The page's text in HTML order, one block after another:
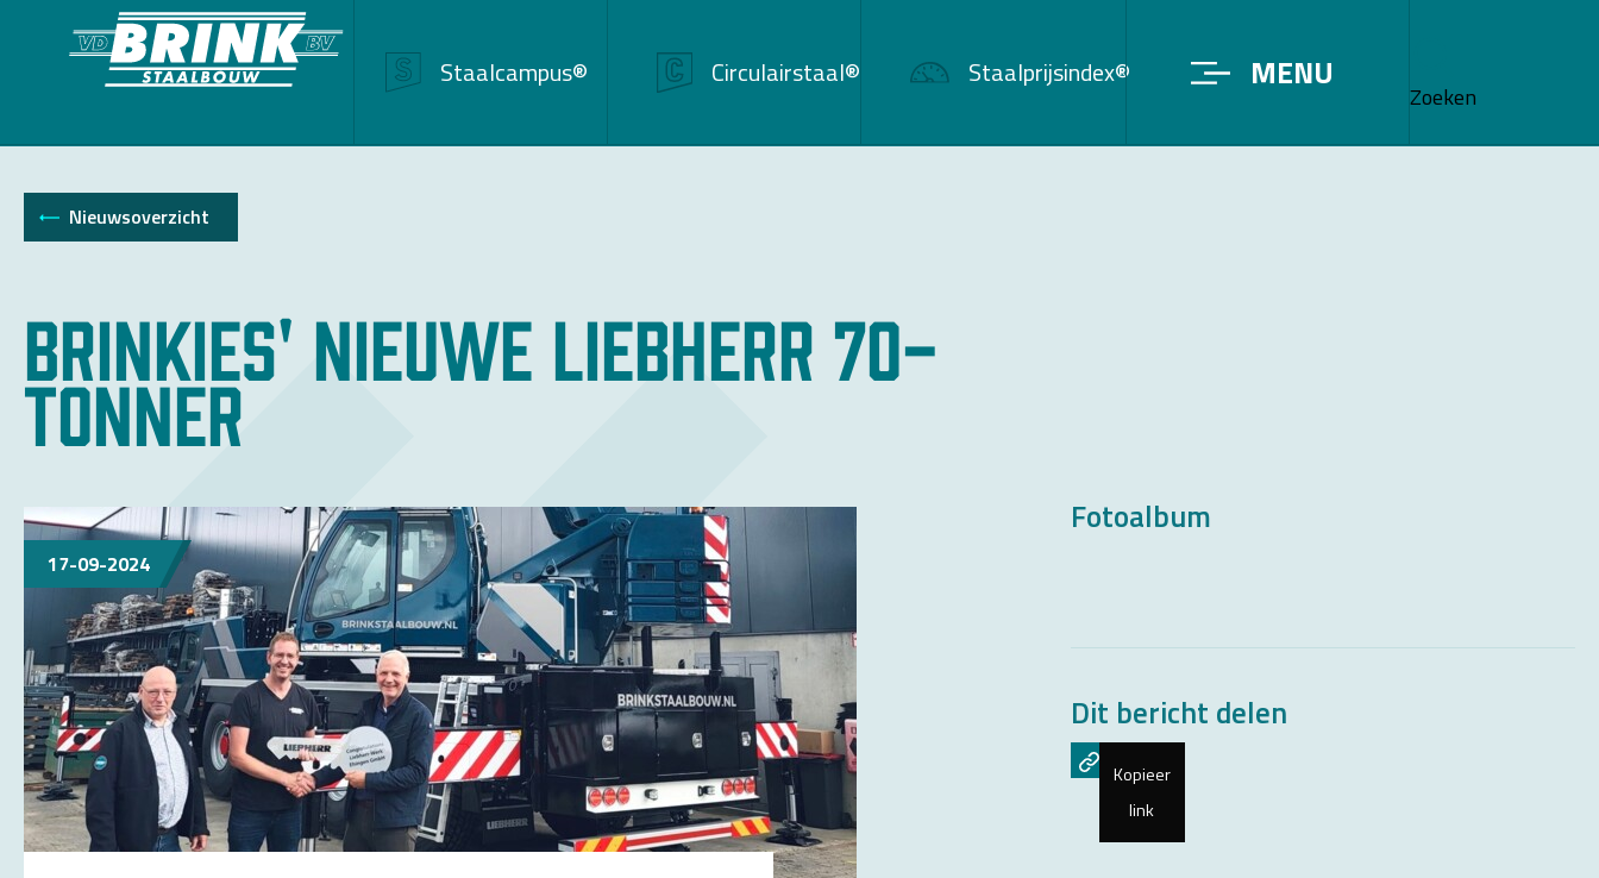
Staalcampus® Circulairstaal® Staalprijsindex® MENU
Zoeken
Nieuwsoverzicht
Brinkies' nieuwe Liebherr 70-
tonner
17-09-2024
Fotoalbum
Dit bericht delen
Kopieer
link